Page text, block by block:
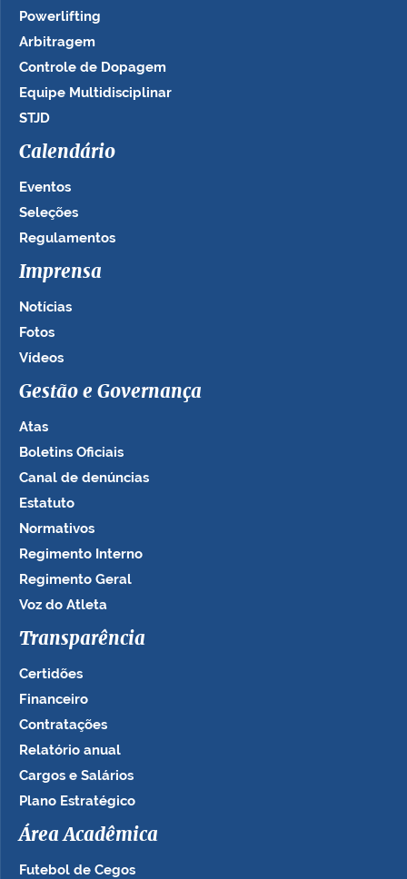
Powerlifting
Arbitragem
Controle de Dopagem
Equipe Multidisciplinar
STJD
Calendário
Eventos
Seleções
Regulamentos
Imprensa
Notícias
Fotos
Vídeos
Gestão e Governança
Atas
Boletins Oficiais
Canal de denúncias
Estatuto
Normativos
Regimento Interno
Regimento Geral
Voz do Atleta
Transparência
Certidões
Financeiro
Contratações
Relatório anual
Cargos e Salários
Plano Estratégico
Área Acadêmica
Futebol de Cegos